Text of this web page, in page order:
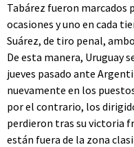
Tabárez fueron marcados
ocasiones y uno en cada
Suárez, de tiro penal,
De esta manera, Uruguay
jueves pasado ante
nuevamente en los
por el contrario, los
perdieron tras su victoria
están fuera de la zona